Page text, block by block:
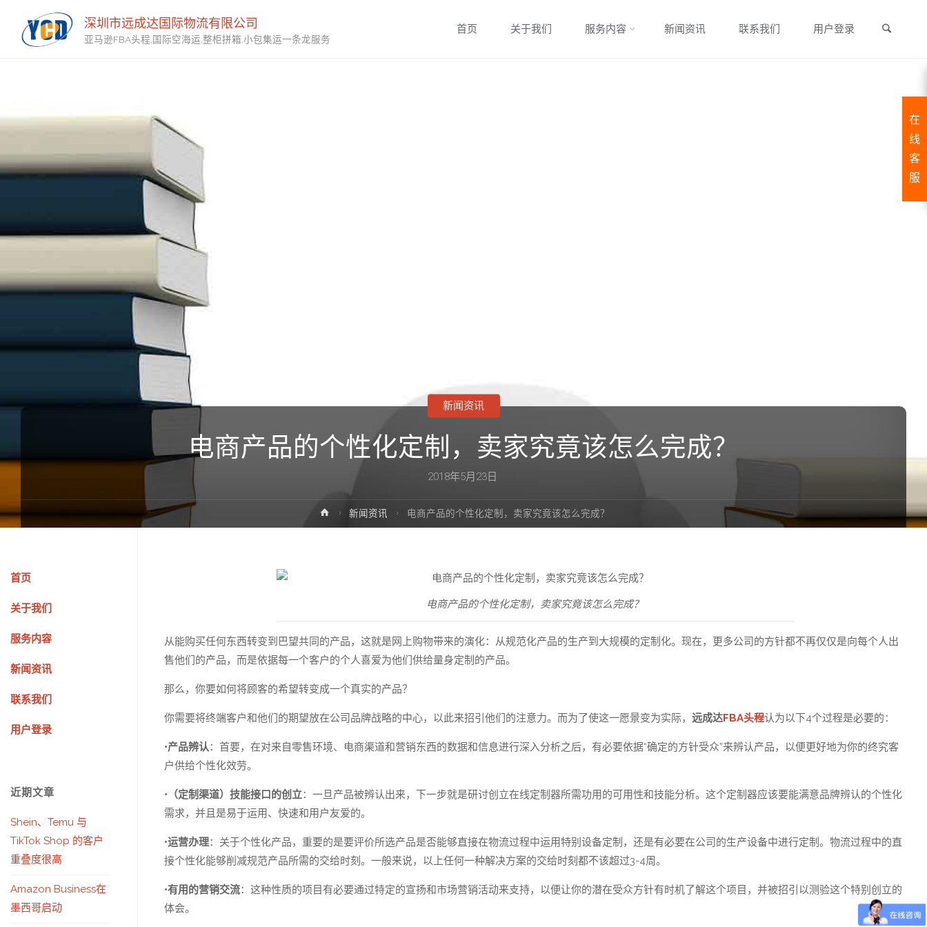
深圳市远成达国际物流有限公司
亚马逊FBA头程,国际空海运,整柜拼箱,小包集运一条龙服务
首页 关于我们 服务内容 新闻资讯 联系我们 用户登录
电商产品的个性化定制，卖家究竟该怎么完成？
2018年5月23日
新闻资讯
首
页
新闻资讯 电商产品的个性化定制，卖家究竟该怎么完成？
电商产品的个性化定制，卖家究竟该怎么完成？
从能购买任何东西转变到巴望共同的产品，这就是网上购物带来的演化：从规范化产品的生产到大规模的定制化。现在，更多公司的方针都不再仅仅是向每个人出
售他们的产品，而是依据每一个客户的个人喜爱为他们供给量身定制的产品。
那么，你要如何将顾客的希望转变成一个真实的产品？
你需要将终端客户和他们的期望放在公司品牌战略的中心，以此来招引他们的注意力。而为了使这一愿景变为实际， 远成达FBA头程认为以下4个过程是必要的：
•产品辨认：首要，在对来自零售环境、电商渠道和营销东西的数据和信息进行深入分析之后，有必要依据“确定的方针受众”来辨认产品，以便更好地为你的终究客
户供给个性化效劳。
•（定制渠道）技能接口的创立：一旦产品被辨认出来，下一步就是研讨创立在线定制器所需功用的可用性和技能分析。这个定制器应该要能满意品牌辨认的个性化
需求，并且是易于运用、快速和用户友爱的。
•运营办理：关于个性化产品，重要的是要评价所选产品是否能够直接在物流过程中运用特别设备定制，还是有必要在公司的生产设备中进行定制。物流过程中的直
接个性化能够削减规范产品所需的交给时刻。一般来说，以上任何一种解决方案的交给时刻都不该超过3-4周。
•有用的营销交流：这种性质的项目有必要通过特定的宣扬和市场营销活动来支持，以便让你的潜在受众方针有时机了解这个项目，并被招引以测验这个特别创立的
体会。
首页
关于我们
服务内容
新闻资讯
联系我们
用户登录
近期文章
Shein、Temu 与
TikTok Shop 的客户
重叠度很高
Amazon Business在
墨西哥启动
在
线
客
服